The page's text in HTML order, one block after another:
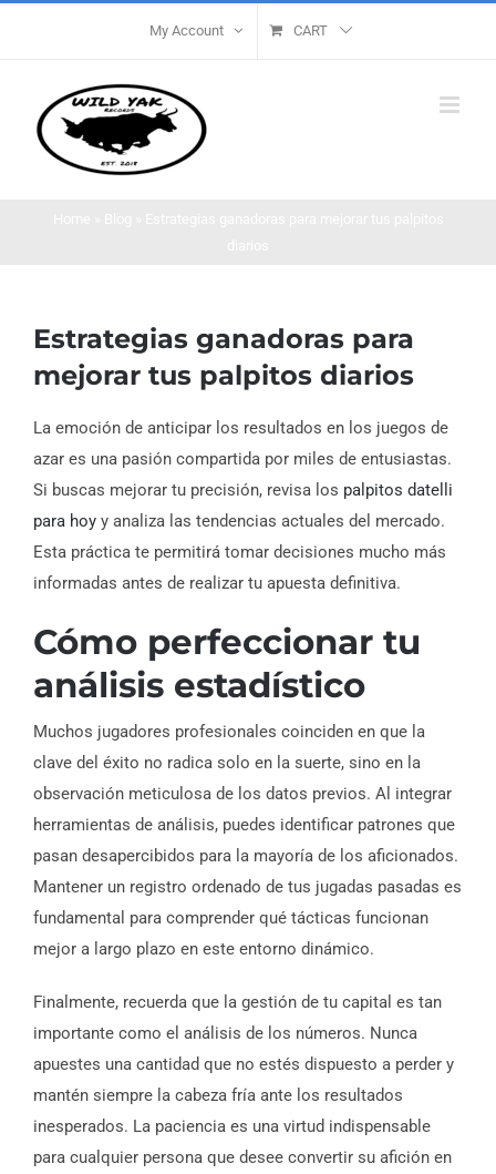
My Account CART
Estrategias ganadoras para
mejorar tus palpitos diarios
La emoción de anticipar los resultados en los juegos de
azar es una pasión compartida por miles de entusiastas.
Si buscas mejorar tu precisión, revisa los palpitos datelli
para hoy y analiza las tendencias actuales del mercado.
Esta práctica te permitirá tomar decisiones mucho más
informadas antes de realizar tu apuesta definitiva.
Cómo perfeccionar tu
análisis estadístico
Muchos jugadores profesionales coinciden en que la
clave del éxito no radica solo en la suerte, sino en la
observación meticulosa de los datos previos. Al integrar
herramientas de análisis, puedes identificar patrones que
pasan desapercibidos para la mayoría de los aficionados.
Mantener un registro ordenado de tus jugadas pasadas es
fundamental para comprender qué tácticas funcionan
mejor a largo plazo en este entorno dinámico.
Finalmente, recuerda que la gestión de tu capital es tan
importante como el análisis de los números. Nunca
apuestes una cantidad que no estés dispuesto a perder y
mantén siempre la cabeza fría ante los resultados
inesperados. La paciencia es una virtud indispensable
para cualquier persona que desee convertir su afición en